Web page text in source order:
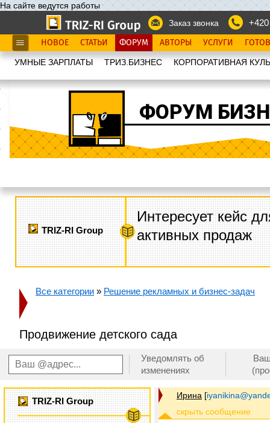
На сайте ведутся работы
Заказ звонка
НОВОЕ СТАТЬИ ФОРУМ АВТОРЫ УСЛУГИ
УМНЫЕ ЗАРПЛАТЫ ТРИЗ.БИЗНЕС КОРПОРАТИВНАЯ
ФОРУМ
TRIZ-RI Group
Интересует кейс
активных продаж
Все категории » Решение рекламных и бизнес-задач
Продвижение детского сада
Уведомлять об
изменениях
TRIZ-RI Group
Ирина [